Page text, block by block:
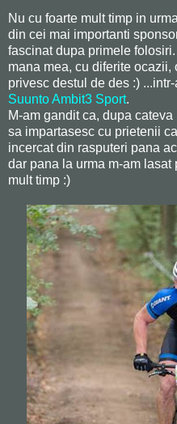
Nu cu foarte mult timp in
din cei mai importanti
fascinat dupa primele
mana mea, cu diferite
privesc destul de des :)
Suunto Ambit3 Sport.
M-am gandit ca, dupa
sa impartasesc cu prietenii
incercat din rasputeri pana
dar pana la urma m-am
mult timp :)